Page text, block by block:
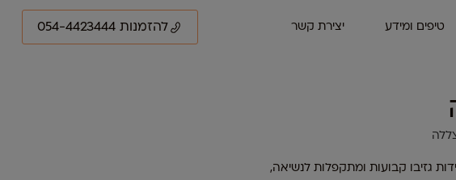
טיפים ומידע יצירת קשר להזמנות 054-4423444
גזיבו קבועות ומתקפלות לנשיאה,